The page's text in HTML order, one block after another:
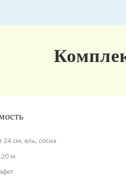
24 см, ель, сосна
м